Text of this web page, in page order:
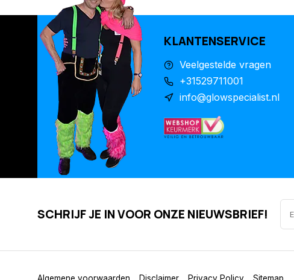
KLANTENSERVICE
Veelgestelde vragen
+31529711001
info@glowspecialist.nl
SCHRIJF JE IN VOOR ONZE NIEUWSBRIEF!
Algemene voorwaarden Disclaimer Privacy Policy Sitemap